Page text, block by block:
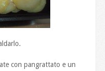
con pangrattato e un